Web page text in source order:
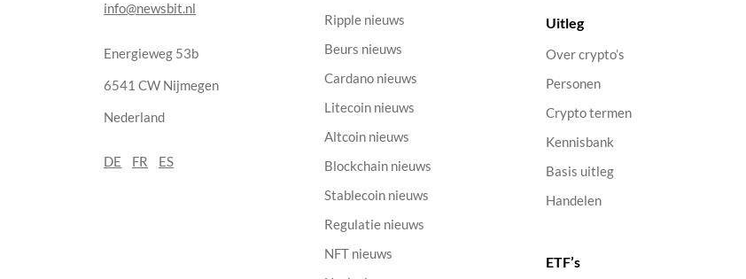
info@newsbit.nl
Energieweg 53b
6541 CW Nijmegen
Nederland
DE FR ES
Ripple nieuws
Beurs nieuws
Cardano nieuws
Litecoin nieuws
Altcoin nieuws
Blockchain nieuws
Stablecoin nieuws
Regulatie nieuws
NFT nieuws
Uitleg
Over crypto’s
Personen
Crypto termen
Kennisbank
Basis uitleg
Handelen
ETF’s